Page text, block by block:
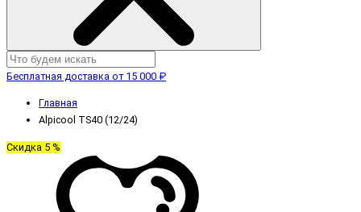
Бесплатная доставка от 15 000 ₽
Главная
Alpicool TS40 (12/24)
Скидка 5 %